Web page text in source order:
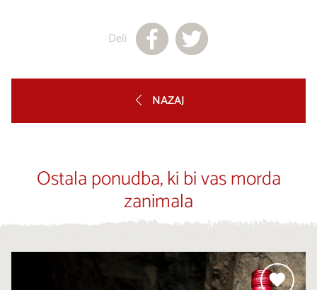
Deli
NAZAJ
Ostala ponudba, ki bi vas morda
zanimala